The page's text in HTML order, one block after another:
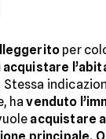
per
Stessa
havenduto
acquistare